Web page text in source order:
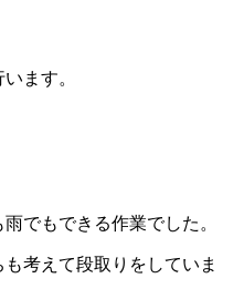
ます。
でもできる作業でした。
考えて段取りをしていま